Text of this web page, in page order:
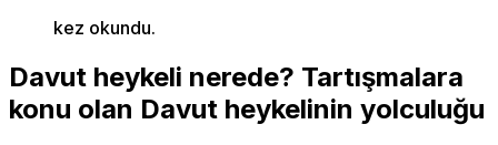
kez okundu.
Davut heykeli nerede? Tartışmalara
konu olan Davut heykelinin yolculuğu